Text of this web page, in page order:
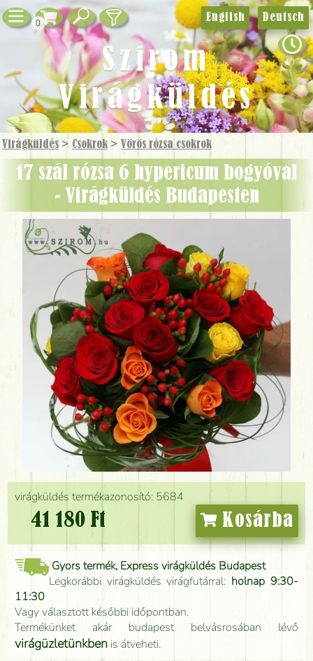
0
Virágküldés > Csokrok > Vörös rózsa csokrok
17 szál rózsa 6 hypericum bogyóval
- Virágküldés Budapesten
virágküldés termékazonosító: 5684
41 180 Ft Kosárba
Gyors termék, Express virágküldés Budapest
Legkorábbi virágküldés virágfutárral: holnap 9:30-
11:30
Vagy választott későbbi időpontban.
Termékünket akár budapest belvásrosában lévő
virágüzletünkben is átveheti.
English Deutsch
Szirom
Virágküldés